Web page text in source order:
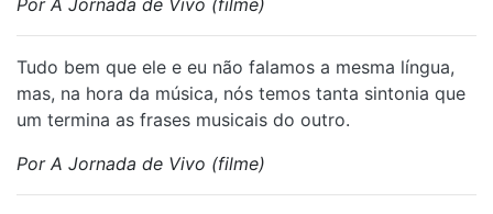
Por A Jornada de Vivo (filme)
Tudo bem que ele e eu não falamos a mesma língua,
mas, na hora da música, nós temos tanta sintonia que
um termina as frases musicais do outro.
Por A Jornada de Vivo (filme)